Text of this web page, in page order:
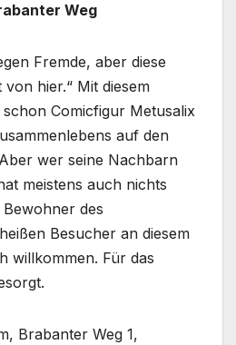
Weg
Fremde, aber diese
hier.“ Mit diesem
Comicfigur Metusalix
auf den
wer seine Nachbarn
meistens auch nichts
des
Besucher an diesem
willkommen. Für das
Brabanter Weg 1,